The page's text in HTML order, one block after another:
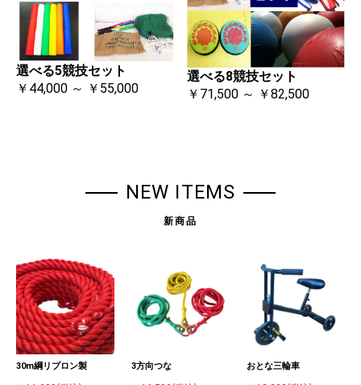
選べる5競技セット
￥44,000 ～ ￥55,000
選べる8競技セット
￥71,500 ～ ￥82,500
NEW ITEMS
新商品
30m綱リプロン製 3方向つな おとな三輪車